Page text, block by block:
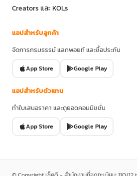
Creators และ KOLs
แอปสำหรับลูกค้า
จัดการกรมธรรม์ แลกพอยท์ และซื้อประกัน
App Store Google Play
แอปสำหรับตัวแทน
ทำใบเสนอราคา และดูยอดคอมมิชชั่น
App Store Google Play